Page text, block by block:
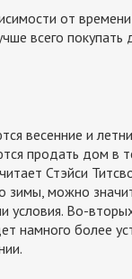
от
всего
весенние и
продать дом в
Стэйси
можно
условия. Во-
намного более